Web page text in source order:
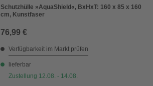
Schutzhülle »AquaShield«, BxHxT: 160 x 85 x 160
cm, Kunstfaser
76,99 €
Verfügbarkeit im Markt prüfen
lieferbar
Zustellung 12.08. - 14.08.